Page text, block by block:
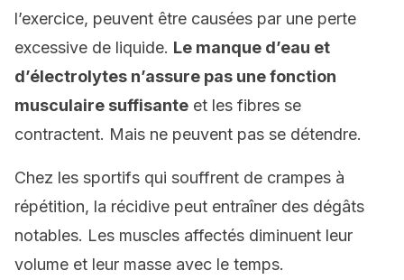
l’exercice, peuvent être causées par une perte
excessive de liquide. Le manque d’eau et
d’électrolytes n’assure pas une fonction
musculaire suffisante et les fibres se
contractent. Mais ne peuvent pas se détendre.
Chez les sportifs qui souffrent de crampes à
répétition, la récidive peut entraîner des dégâts
notables. Les muscles affectés diminuent leur
volume et leur masse avec le temps.